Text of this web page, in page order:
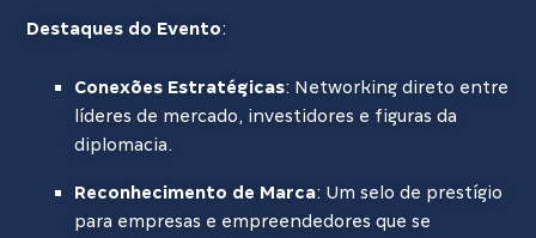
Destaques do Evento:
Conexões Estratégicas: Networking direto entre
líderes de mercado, investidores e figuras da
diplomacia.
Reconhecimento de Marca: Um selo de prestígio
para empresas e empreendedores que se